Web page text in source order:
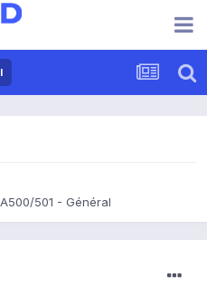
501 - Général